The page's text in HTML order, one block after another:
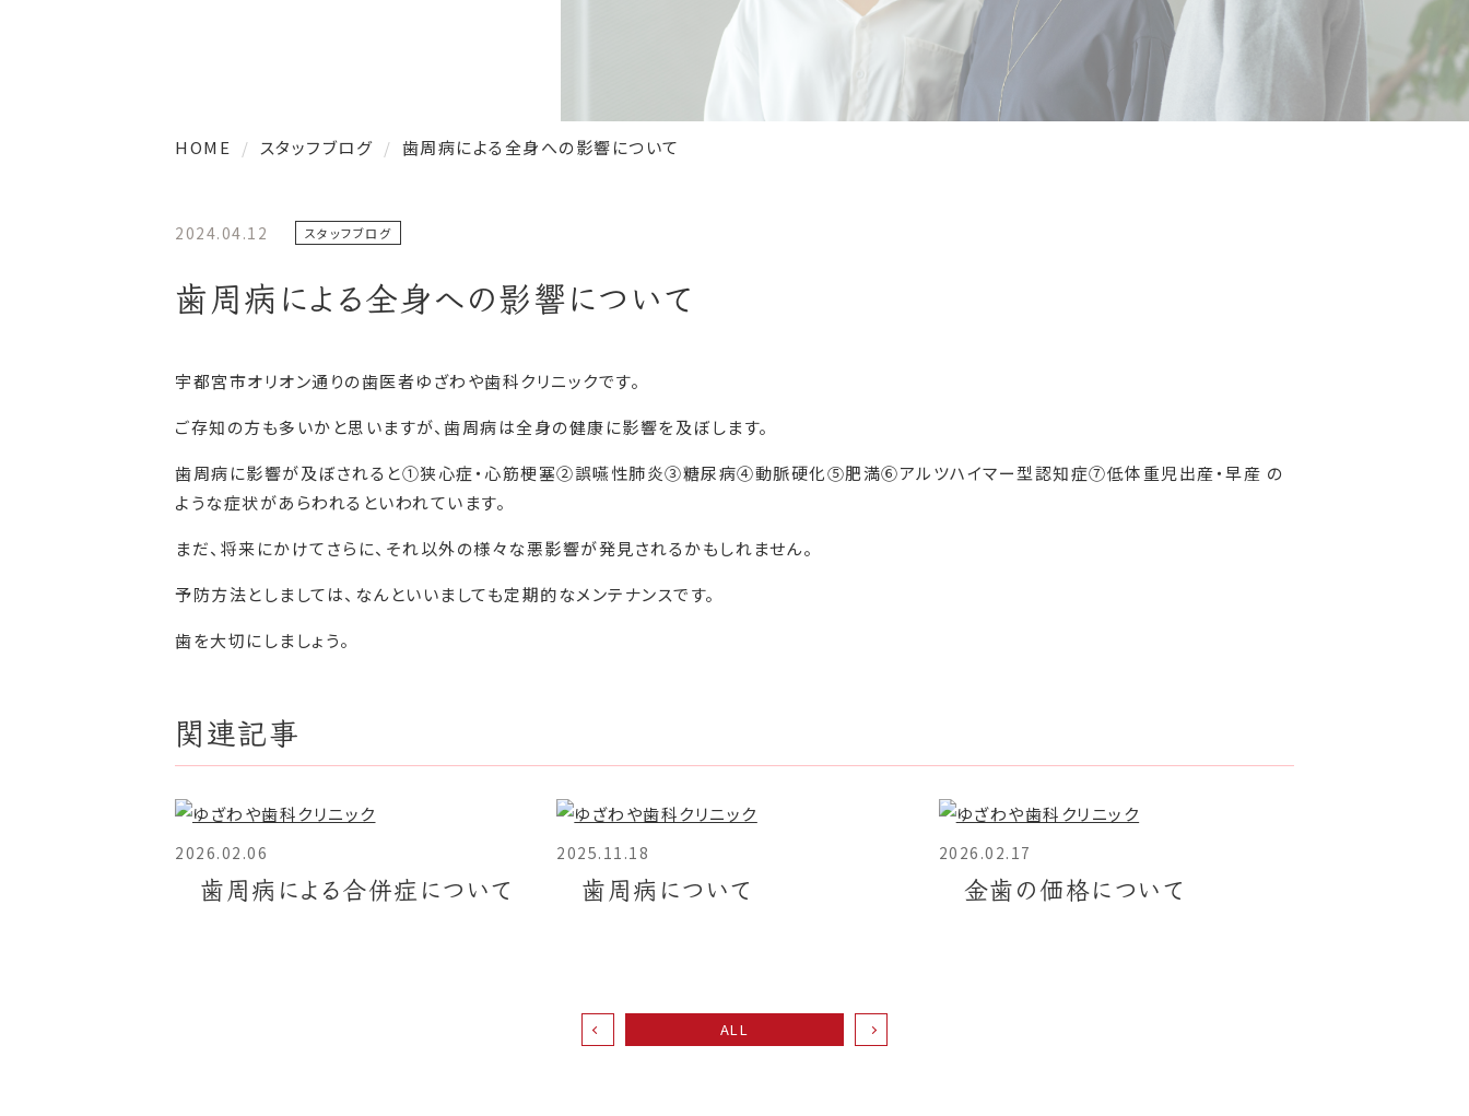
HOME スタッフブログ 歯周病による全身への影響について
2024.04.12 スタッフブログ
歯周病による全身への影響について
宇都宮市オリオン通りの歯医者ゆざわや歯科クリニックです。
ご存知の方も多いかと思いますが、歯周病は全身の健康に影響を及ぼします。
歯周病に影響が及ぼされると①狭心症・心筋梗塞②誤嚥性肺炎③糖尿病④動脈硬化⑤肥満⑥アルツハイマー型認知症⑦低体重児出産・早産 の
ような症状があらわれるといわれています。
まだ、将来にかけてさらに、それ以外の様々な悪影響が発見されるかもしれません。
予防方法としましては、なんといいましても定期的なメンテナンスです。
歯を大切にしましょう。
関連記事
2026.02.06
歯周病による合併症について
2025.11.18
歯周病について
2026.02.17
金歯の価格について
ALL